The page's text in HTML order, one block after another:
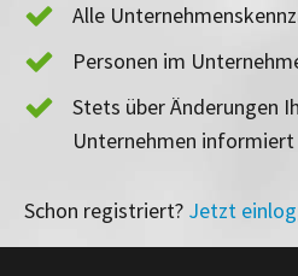
Alle
Personen im
Stets über Änderungen
Unternehmen
Schon registriert? Jetzt